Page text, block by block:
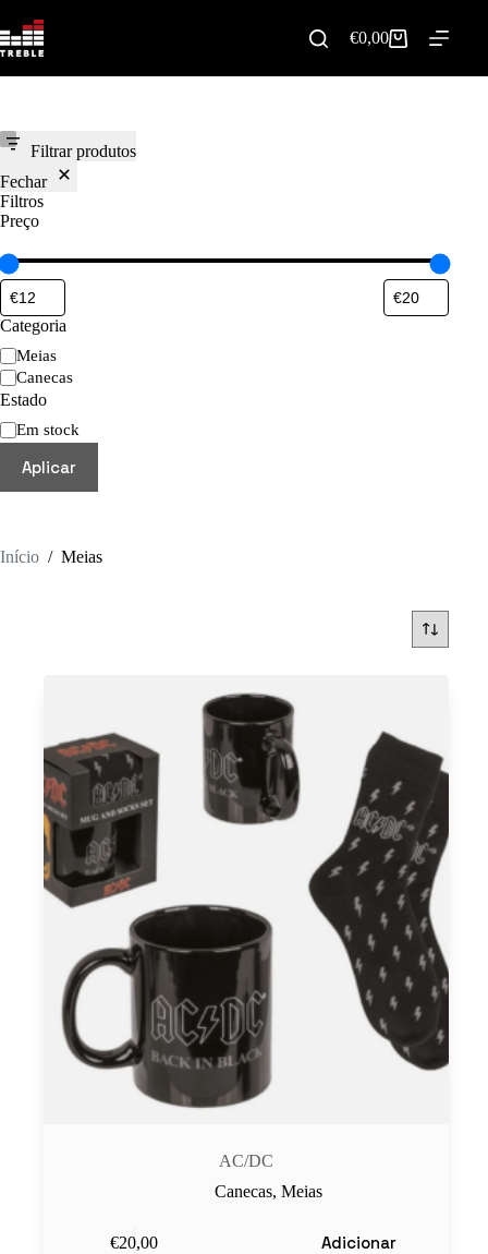
para
o
Carrinho
€0,00
Início / Meias
AC/DC
Canecas, Meias
€20,00 Adicionar
Filtrar produtos
Fechar
Filtros
Preço
Categoria
Categoria
Meias
Canecas
Estado
Disponibilidade
Em stock
Aplicar